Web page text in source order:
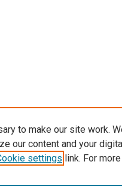
to make our site work.
our content and your
settings link. For